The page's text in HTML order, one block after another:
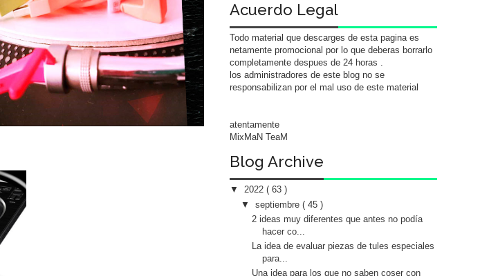
Acuerdo Legal
Todo material que descarges de esta pagina es
netamente promocional por lo que deberas borrarlo
completamente despues de 24 horas .
los administradores de este blog no se
responsabilizan por el mal uso de este material
atentamente
MixMaN TeaM
Blog Archive
▼ 2022 ( 63 )
▼ septiembre ( 45 )
2 ideas muy diferentes que antes no podía
hacer co...
La idea de evaluar piezas de tules especiales
para...
Una idea para los que no saben coser con